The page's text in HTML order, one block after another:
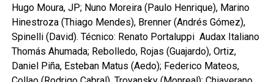
Hugo Moura, JP; Nuno Moreira (Paulo Henrique), Marino
Hinestroza (Thiago Mendes), Brenner (Andrés Gómez),
Spinelli (David). Técnico: Renato Portaluppi Audax Italiano
Thomás Ahumada; Rebolledo, Rojas (Guajardo), Ortiz,
Daniel Piña, Esteban Matus (Aedo); Federico Mateos,